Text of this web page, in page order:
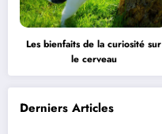
Les bienfaits de la curiosité sur
le cerveau
Derniers Articles